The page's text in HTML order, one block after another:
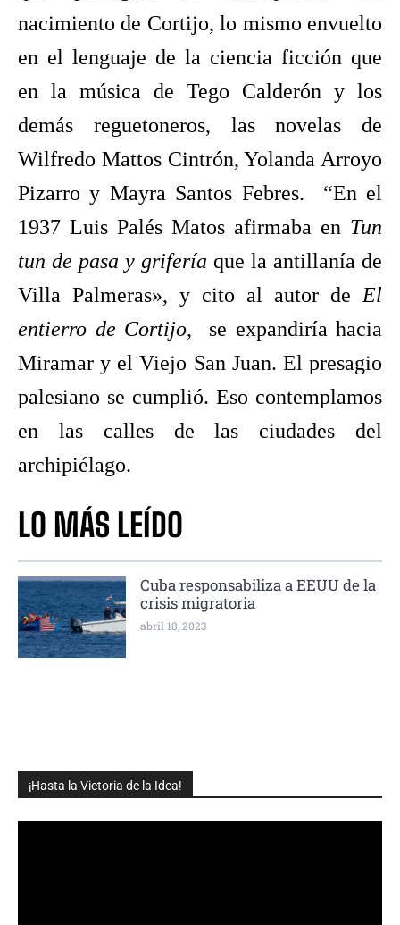
¡Hasta la Victoria de la Idea!
nacimiento de Cortijo, lo mismo envuelto
en el lenguaje de la ciencia ficción que
en la música de Tego Calderón y los
demás reguetoneros, las novelas de
Wilfredo Mattos Cintrón, Yolanda Arroyo
Pizarro y Mayra Santos Febres. “En el
1937 Luis Palés Matos afirmaba en Tun
tun de pasa y grifería que la antillanía de
Villa Palmeras», y cito al autor deEl
entierro de Cortijo, se expandiría hacia
Miramar y el Viejo San Juan. El presagio
palesiano se cumplió. Eso contemplamos
en las calles de las ciudades del
archipiélago.
LO MÁS LEÍDO
Cuba responsabiliza a EEUU de la
crisis migratoria
abril 18, 2023